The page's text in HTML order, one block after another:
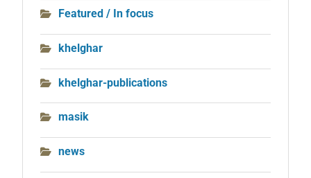
Featured / In focus
khelghar
khelghar-publications
masik
news